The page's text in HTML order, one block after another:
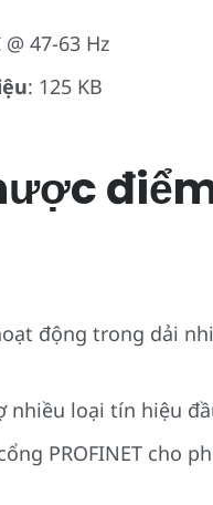
@ 47-63 Hz
: 125 KB
động trong dải
nhiều loại tín hiệu
PROFINET cho